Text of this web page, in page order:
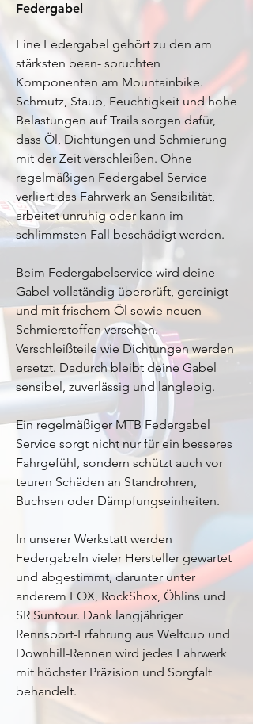
Federgabel
Eine Federgabel gehört zu den am
stärksten bean- spruchten
Komponenten am Mountainbike.
Schmutz, Staub, Feuchtigkeit und hohe
Belastungen auf Trails sorgen dafür,
dass Öl, Dichtungen und Schmierung
mit der Zeit verschleißen. Ohne
regelmäßigen Federgabel Service
verliert das Fahrwerk an Sensibilität,
arbeitet unruhig oder kann im
schlimmsten Fall beschädigt werden.
Beim Federgabelservice wird deine
Gabel vollständig überprüft, gereinigt
und mit frischem Öl sowie neuen
Schmierstoffen versehen.
Verschleißteile wie Dichtungen werden
ersetzt. Dadurch bleibt deine Gabel
sensibel, zuverlässig und langlebig.
Ein regelmäßiger MTB Federgabel
Service sorgt nicht nur für ein besseres
Fahrgefühl, sondern schützt auch vor
teuren Schäden an Standrohren,
Buchsen oder Dämpfungseinheiten.
In unserer Werkstatt werden
Federgabeln vieler Hersteller gewartet
und abgestimmt, darunter unter
anderem FOX, RockShox, Öhlins und
SR Suntour. Dank langjähriger
Rennsport-Erfahrung aus Weltcup und
Downhill-Rennen wird jedes Fahrwerk
mit höchster Präzision und Sorgfalt
behandelt.